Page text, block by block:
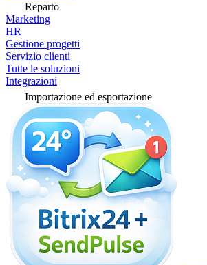
Reparto
Marketing
HR
Gestione progetti
Servizio clienti
Tutte le soluzioni
Integrazioni
Importazione ed esportazione